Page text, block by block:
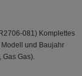
081) Komplettes
und Baujahr
Gas).